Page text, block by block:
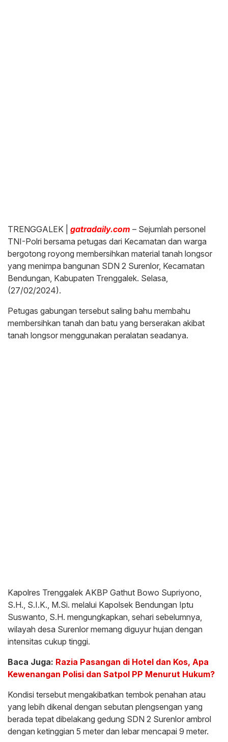
TRENGGALEK | gatradaily.com – Sejumlah personel
TNI-Polri bersama petugas dari Kecamatan dan warga
bergotong royong membersihkan material tanah longsor
yang menimpa bangunan SDN 2 Surenlor, Kecamatan
Bendungan, Kabupaten Trenggalek. Selasa,
(27/02/2024).
Petugas gabungan tersebut saling bahu membahu
membersihkan tanah dan batu yang berserakan akibat
tanah longsor menggunakan peralatan seadanya.
Kapolres Trenggalek AKBP Gathut Bowo Supriyono,
S.H., S.I.K., M.Si. melalui Kapolsek Bendungan Iptu
Suswanto, S.H. mengungkapkan, sehari sebelumnya,
wilayah desa Surenlor memang diguyur hujan dengan
intensitas cukup tinggi.
Baca Juga: Razia Pasangan di Hotel dan Kos, Apa
Kewenangan Polisi dan Satpol PP Menurut Hukum?
Kondisi tersebut mengakibatkan tembok penahan atau
yang lebih dikenal dengan sebutan plengsengan yang
berada tepat dibelakang gedung SDN 2 Surenlor ambrol
dengan ketinggian 5 meter dan lebar mencapai 9 meter.